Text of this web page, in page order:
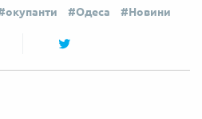
окупанти Одеса Новини